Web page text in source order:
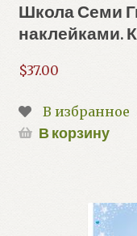
Школа Семи
наклейками.
$37.00
В избранное
В корзину